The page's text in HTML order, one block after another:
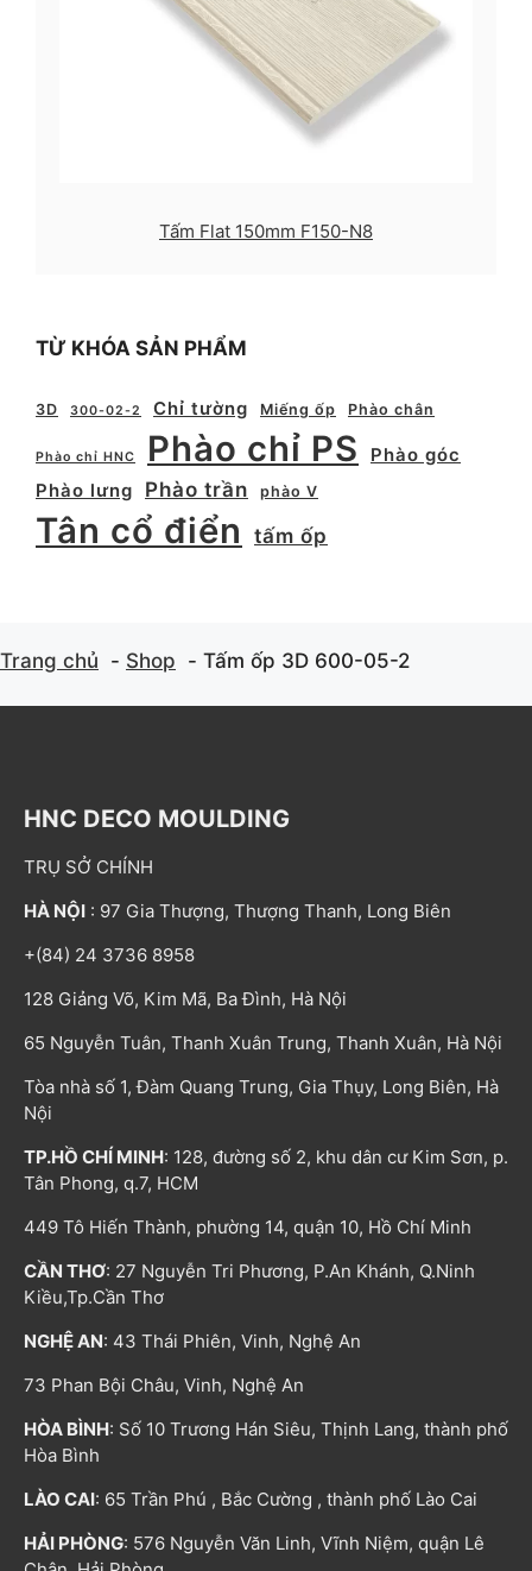
Tấm Flat 150mm F150-N8
TỪ KHÓA SẢN PHẨM
3D 300-02-2 Chỉ tường Miếng ốp Phào chân
Phào chỉ HNC Phào chỉ PS
Phào góc
Phào lưng
Phào trần phào V
Tân cổ điển tấm ốp
Trang chủ Shop Tấm ốp 3D 600-05-2
HNC DECO MOULDING
TRỤ SỞ CHÍNH
HÀ NỘI : 97 Gia Thượng, Thượng Thanh, Long Biên
+(84) 24 3736 8958
128 Giảng Võ, Kim Mã, Ba Đình, Hà Nội
65 Nguyễn Tuân, Thanh Xuân Trung, Thanh Xuân, Hà Nội
Tòa nhà số 1, Đàm Quang Trung, Gia Thụy, Long Biên, Hà
Nội
TP.HỒ CHÍ MINH: 128, đường số 2, khu dân cư Kim Sơn, p.
Tân Phong, q.7, HCM
449 Tô Hiến Thành, phường 14, quận 10, Hồ Chí Minh
CẦN THƠ: 27 Nguyễn Tri Phương, P.An Khánh, Q.Ninh
Kiều,Tp.Cần Thơ
NGHỆ AN: 43 Thái Phiên, Vinh, Nghệ An
73 Phan Bội Châu, Vinh, Nghệ An
HÒA BÌNH: Số 10 Trương Hán Siêu, Thịnh Lang, thành phố
Hòa Bình
LÀO CAI: 65 Trần Phú , Bắc Cường , thành phố Lào Cai
HẢI PHÒNG: 576 Nguyễn Văn Linh, Vĩnh Niệm, quận Lê